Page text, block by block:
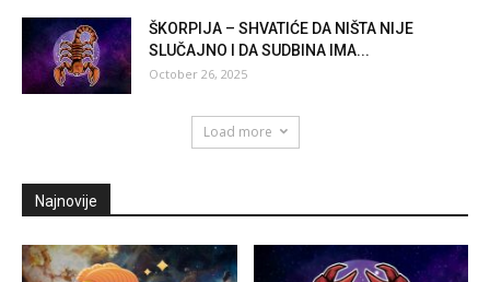
ŠKORPIJA – SHVATIĆE DA NIŠTA NIJE
SLUČAJNO I DA SUDBINA IMA...
October 26, 2025
Load more
Najnovije